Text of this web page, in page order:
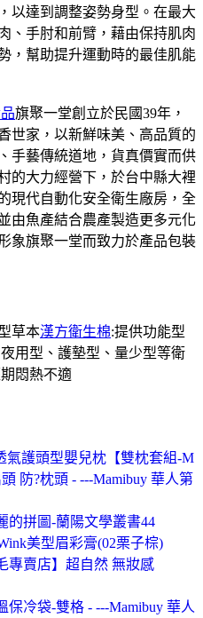
以達到調整姿勢身型。在最大
、手肘和前臂，藉由保持肌肉
，幫助提升運動時的最佳肌能
旗聚一堂創立於民國39年，
世家，以新鮮味美、高品質的
手藝傳統道地，貨真價實而供
的大力經營下，於台中縣大裡
現代自動化安全衛生廠房，全
由魚產結合農產製造更多元化
象旗聚一堂而致力於產品包裝
草本漢方衛生棉:提供功能型
用型、護墊型、量少型等衛
悶熱不適
氣護頭型嬰兒枕【雙枕套組-M
防?枕頭 - ---Mamibuy 華人第
的拼圖-蘭陽文學叢書44
美型眉彩膏(02栗子棕)
專賣店】超自然 無妝感
保冷袋-雙格 - ---Mamibuy 華人